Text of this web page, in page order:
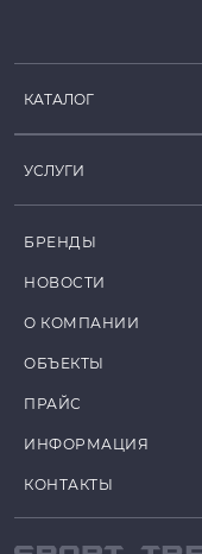
КАТАЛОГ
УСЛУГИ
БРЕНДЫ
НОВОСТИ
О КОМПАНИИ
ОБЪЕКТЫ
ПРАЙС
ИНФОРМАЦИЯ
КОНТАКТЫ